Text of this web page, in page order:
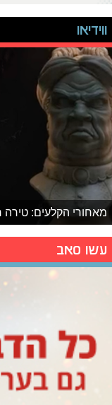
ווידיאו
מאחורי הקלעים: טירה
עשו סאב